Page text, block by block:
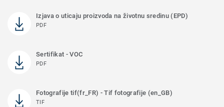
Izjava o uticaju proizvoda na životnu sredinu (EPD)
PDF
Sertifikat - VOC
PDF
Fotografije tif(fr_FR) - Tif fotografije (en_GB)
TIF